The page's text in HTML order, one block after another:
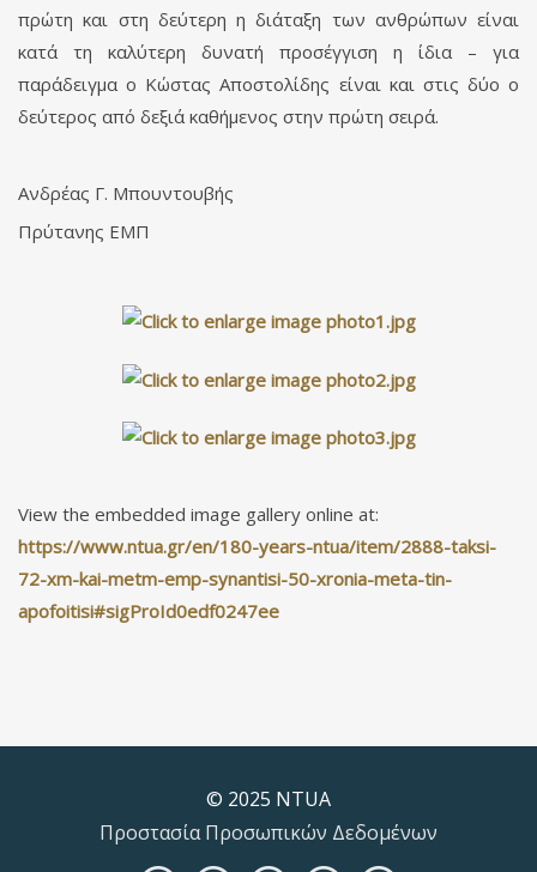
πρώτη και στη δεύτερη η διάταξη των ανθρώπων είναι
κατά τη καλύτερη δυνατή προσέγγιση η ίδια – για
παράδειγμα ο Κώστας Αποστολίδης είναι και στις δύο ο
δεύτερος από δεξιά καθήμενος στην πρώτη σειρά.
Ανδρέας Γ. Μπουντουβής
Πρύτανης ΕΜΠ
View the embedded image gallery online at:
https://www.ntua.gr/en/180-years-ntua/item/2888-taksi-
72-xm-kai-metm-emp-synantisi-50-xronia-meta-tin-
apofoitisi#sigProId0edf0247ee
© 2025 NTUA
Προστασία Προσωπικών Δεδομένων